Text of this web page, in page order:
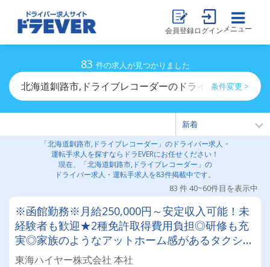
会員登録ログイン メニュー
83 件の求人が見つかりました
北海道釧路市,ドライブレコーダーのドライバー求人・運
条件変更 >
「北海道釧路市,ドライブレコーダー」のドライバー求人・
運転手求人を探すならドラEVERにお任せください！
現在、「北海道釧路市,ドライブレコーダー」の
ドライバー求人・運転手求人を83件掲載中です。
83 件 40~60件目を表示中
※函館勤務※月給250,000円～安定収入可能！未
経験者も歓迎★2種免許取得費用負担◎研修も充
実◎家族のようなアットホーム感があるタクシー
会社！ドライバーデビューを目指そう！
東海ハイヤー株式会社 本社